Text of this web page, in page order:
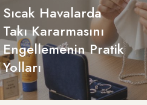
Sıcak Havalarda
Takı Kararmasını
Engellemenin Pratik
Yolları